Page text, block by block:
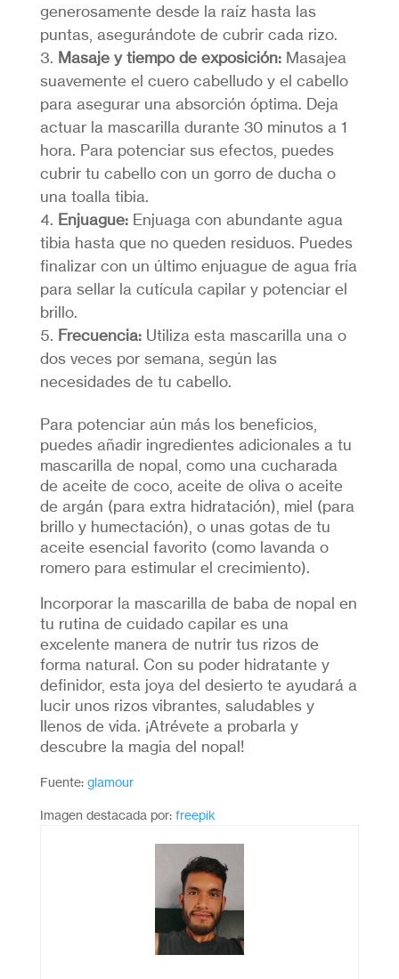
generosamente desde la raíz hasta las
puntas, asegurándote de cubrir cada rizo.
Masaje y tiempo de exposición:Masajea
suavemente el cuero cabelludo y el cabello
para asegurar una absorción óptima. Deja
actuar la mascarilla durante 30 minutos a 1
hora. Para potenciar sus efectos, puedes
cubrir tu cabello con un gorro de ducha o
una toalla tibia.
Enjuague:Enjuaga con abundante agua
tibia hasta que no queden residuos. Puedes
finalizar con un último enjuague de agua fría
para sellar la cutícula capilar y potenciar el
brillo.
Frecuencia:Utiliza esta mascarilla una o
dos veces por semana, según las
necesidades de tu cabello.
Para potenciar aún más los beneficios,
puedes añadir ingredientes adicionales a tu
mascarilla de nopal, como una cucharada
de aceite de coco, aceite de oliva o aceite
de argán (para extra hidratación), miel (para
brillo y humectación), o unas gotas de tu
aceite esencial favorito (como lavanda o
romero para estimular el crecimiento).
Incorporar la mascarilla de baba de nopal en
tu rutina de cuidado capilar es una
excelente manera de nutrir tus rizos de
forma natural. Con su poder hidratante y
definidor, esta joya del desierto te ayudará a
lucir unos rizos vibrantes, saludables y
llenos de vida. ¡Atrévete a probarla y
descubre la magia del nopal!
Fuente: glamour
Imagen destacada por: freepik